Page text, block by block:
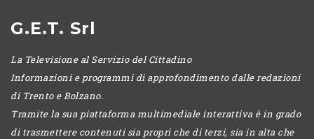
G.E.T. Srl
La Televisione al Servizio del Cittadino
Informazioni e programmi di approfondimento dalle redazioni
di Trento e Bolzano.
Tramite la sua piattaforma multimediale interattiva è in grado
di trasmettere contenuti sia propri che di terzi, sia in alta che